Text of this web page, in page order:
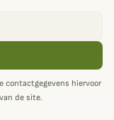
contactgegevens hiervoor
de site.